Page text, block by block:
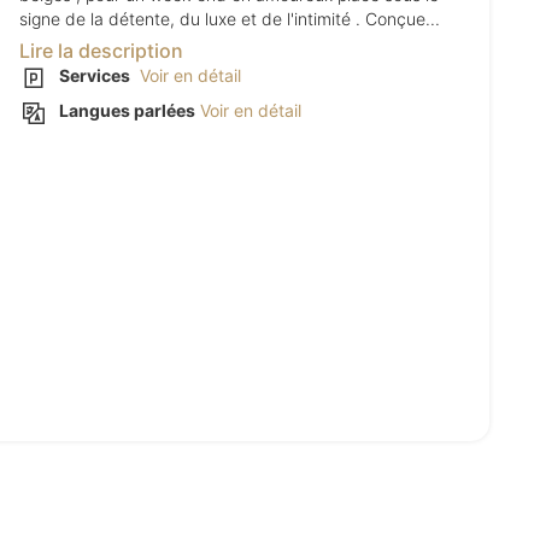
signe de la détente, du luxe et de l'intimité . Conçue...
Lire la description
Services Voir en détail
Langues parlées Voir en détail